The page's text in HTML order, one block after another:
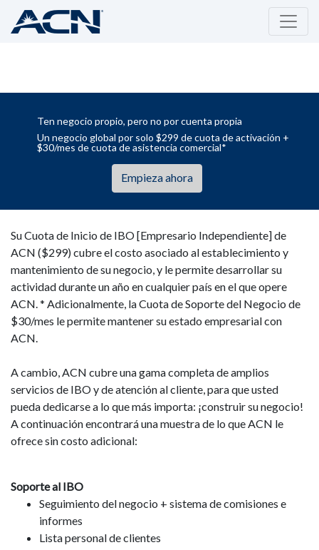
Ten negocio propio, pero no por cuenta propia
Un negocio global por solo $299 de cuota de activación +
$30/mes de cuota de asistencia comercial*
Empieza ahora
Su Cuota de Inicio de IBO [Empresario Independiente] de
ACN ($299) cubre el costo asociado al establecimiento y
mantenimiento de su negocio, y le permite desarrollar su
actividad durante un año en cualquier país en el que opere
ACN. * Adicionalmente, la Cuota de Soporte del Negocio de
$30/mes le permite mantener su estado empresarial con
ACN.
A cambio, ACN cubre una gama completa de amplios
servicios de IBO y de atención al cliente, para que usted
pueda dedicarse a lo que más importa: ¡construir su negocio!
A continuación encontrará una muestra de lo que ACN le
ofrece sin costo adicional:
Soporte al IBO
Seguimiento del negocio + sistema de comisiones e
informes
Lista personal de clientes